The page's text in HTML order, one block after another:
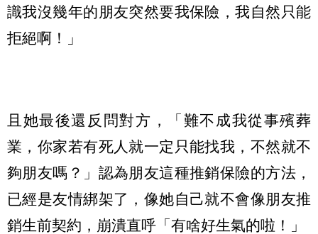
識我沒幾年的朋友突然要我保險，我自然只能
拒絕啊！」
且她最後還反問對方，「難不成我從事殯葬
業，你家若有死人就一定只能找我，不然就不
夠朋友嗎？」認為朋友這種推銷保險的方法，
已經是友情綁架了，像她自己就不會像朋友推
銷生前契約，崩潰直呼「有啥好生氣的啦！」